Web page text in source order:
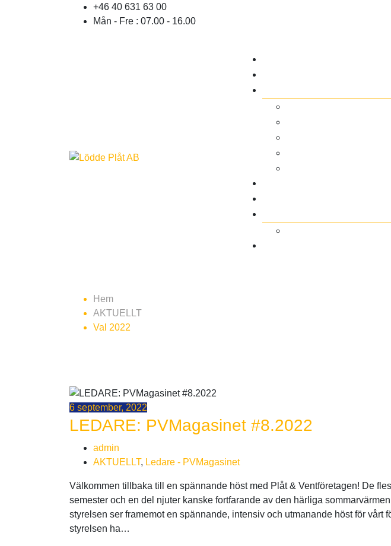
+46 40 631 63 00
Mån - Fre : 07.00 - 16.00
Hem
AKTUELLT
Val 2022
6 september, 2022
LEDARE: PVMagasinet #8.2022
admin
AKTUELLT, Ledare - PVMagasinet
Välkommen tillbaka till en spännande höst med Plåt & Ventföretagen! De
semester och en del njuter kanske fortfarande av den härliga
styrelsen ser framemot en spännande, intensiv och utmanande höst för vårt
styrelsen ha…